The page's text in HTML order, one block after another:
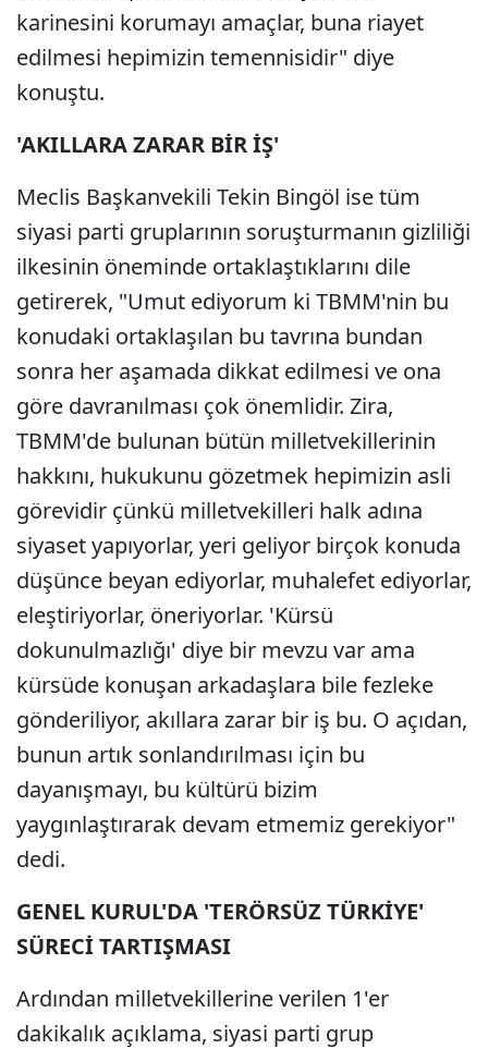
karinesini korumayı amaçlar, buna riayet
edilmesi hepimizin temennisidir" diye
konuştu.
'AKILLARA ZARAR BİR İŞ'
Meclis Başkanvekili Tekin Bingöl ise tüm
siyasi parti gruplarının soruşturmanın gizliliği
ilkesinin öneminde ortaklaştıklarını dile
getirerek, "Umut ediyorum ki TBMM'nin bu
konudaki ortaklaşılan bu tavrına bundan
sonra her aşamada dikkat edilmesi ve ona
göre davranılması çok önemlidir. Zira,
TBMM'de bulunan bütün milletvekillerinin
hakkını, hukukunu gözetmek hepimizin asli
görevidir çünkü milletvekilleri halk adına
siyaset yapıyorlar, yeri geliyor birçok konuda
düşünce beyan ediyorlar, muhalefet ediyorlar,
eleştiriyorlar, öneriyorlar. 'Kürsü
dokunulmazlığı' diye bir mevzu var ama
kürsüde konuşan arkadaşlara bile fezleke
gönderiliyor, akıllara zarar bir iş bu. O açıdan,
bunun artık sonlandırılması için bu
dayanışmayı, bu kültürü bizim
yaygınlaştırarak devam etmemiz gerekiyor"
dedi.
GENEL KURUL'DA 'TERÖRSÜZ TÜRKİYE'
SÜRECİ TARTIŞMASI
Ardından milletvekillerine verilen 1'er
dakikalık açıklama, siyasi parti grup